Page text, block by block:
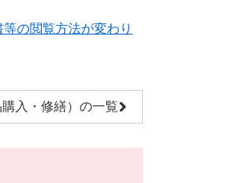
の閲覧方法が変わり
入・修繕）の一覧